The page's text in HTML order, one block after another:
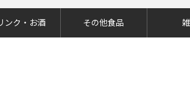
ンク・お酒 その他食品